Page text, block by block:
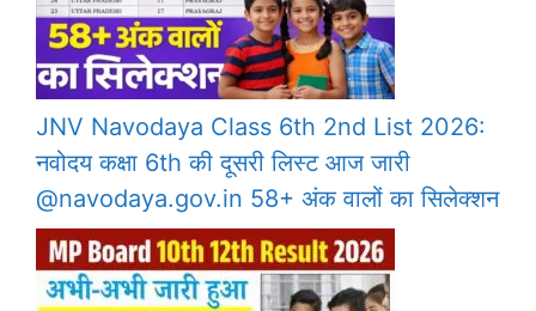
JNV Navodaya Class 6th 2nd List 2026:
नवोदय कक्षा 6th की दूसरी लिस्ट आज जारी
@navodaya.gov.in 58+ अंक वालों का सिलेक्शन